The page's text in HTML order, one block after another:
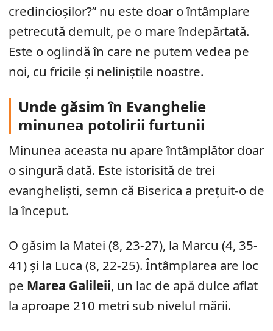
credincioșilor?” nu este doar o întâmplare
petrecută demult, pe o mare îndepărtată.
Este o oglindă în care ne putem vedea pe
noi, cu fricile și neliniștile noastre.
Unde găsim în Evanghelie
minunea potolirii furtunii
Minunea aceasta nu apare întâmplător doar
o singură dată. Este istorisită de trei
evangheliști, semn că Biserica a prețuit-o de
la început.
O găsim la Matei (8, 23-27), la Marcu (4, 35-
41) și la Luca (8, 22-25). Întâmplarea are loc
pe Marea Galileii, un lac de apă dulce aflat
la aproape 210 metri sub nivelul mării.